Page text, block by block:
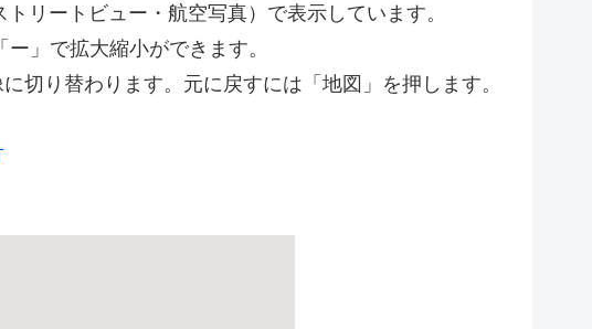
リートビュー・航空写真）で表示しています。
」で拡大縮小ができます。
切り替わります。元に戻すには「地図」を押します。